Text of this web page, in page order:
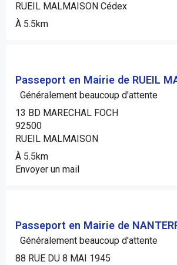
RUEIL MALMAISON Cédex
À 5.5km
Passeport en Mairie de RUEIL
Généralement beaucoup d'attente
13 BD MARECHAL FOCH
92500
RUEIL MALMAISON
À 5.5km
Envoyer un mail
Passeport en Mairie de
Généralement beaucoup d'attente
88 RUE DU 8 MAI 1945